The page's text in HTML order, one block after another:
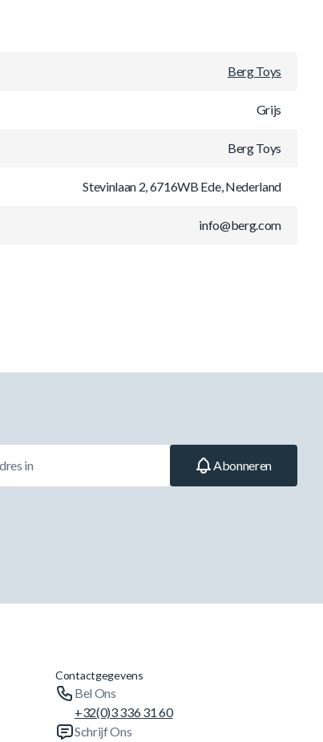
Berg Toys
Grijs
Berg Toys
Stevinlaan 2, 6716WB Ede, Nederland
info@berg.com
Abonneren
Contactgegevens
Bel Ons
+32(0)3 336 31 60
Schrijf Ons